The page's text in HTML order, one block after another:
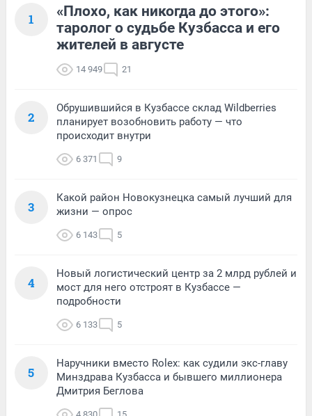
1
«Плохо, как никогда до этого»:
таролог о судьбе Кузбасса и его
жителей в августе
14 949 21
2
Обрушившийся в Кузбассе склад Wildberries
планирует возобновить работу — что
происходит внутри
6 371 9
3
Какой район Новокузнецка самый лучший для
жизни — опрос
6 143 5
4
Новый логистический центр за 2 млрд рублей и
мост для него отстроят в Кузбассе —
подробности
6 133 5
5
Наручники вместо Rolex: как судили экс-главу
Минздрава Кузбасса и бывшего миллионера
Дмитрия Беглова